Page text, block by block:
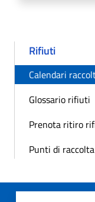
Rifiuti
Calendari
Glossario rifiuti
Prenota ritiro
Punti di